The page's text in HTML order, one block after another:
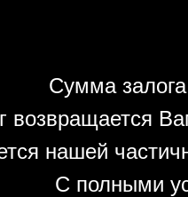
Сумма
возвращается
нашей
С полными